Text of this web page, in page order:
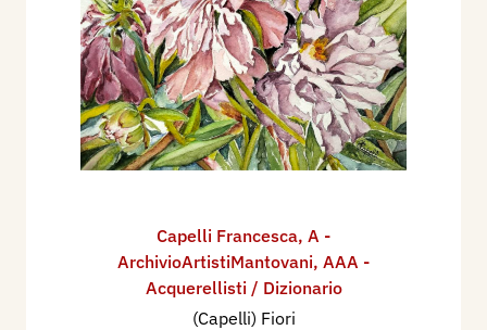
Capelli Francesca, A -
ArchivioArtistiMantovani, AAA -
Acquerellisti / Dizionario
(Capelli) Fiori